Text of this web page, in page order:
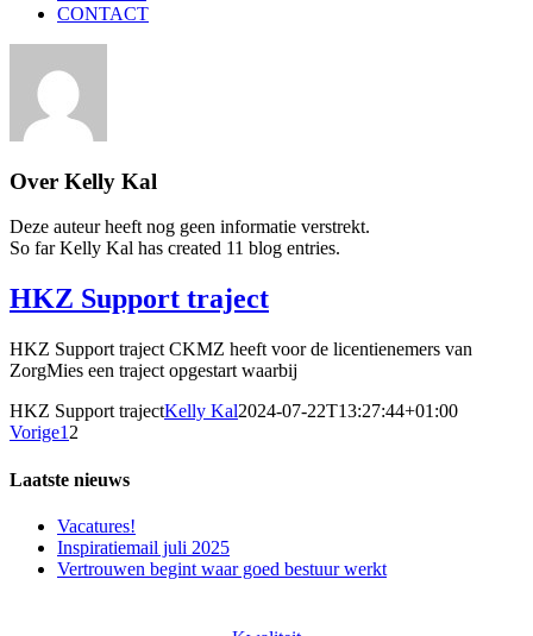
CONTACT
Over Kelly Kal
Deze auteur heeft nog geen informatie verstrekt.
So far Kelly Kal has created 11 blog entries.
HKZ Support traject
HKZ Support traject CKMZ heeft voor de licentienemers van
ZorgMies een traject opgestart waarbij
HKZ Support trajectKelly Kal2024-07-22T13:27:44+01:00
Vorige1 2
Laatste nieuws
Vacatures!
Inspiratiemail juli 2025
Vertrouwen begint waar goed bestuur werkt